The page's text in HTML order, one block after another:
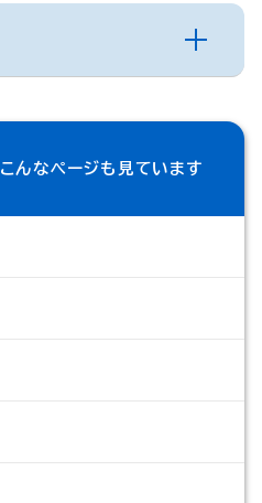
こんなページも見ています